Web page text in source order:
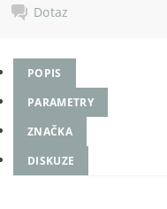
Dotaz
POPIS
PARAMETRY
ZNAČKA
DISKUZE